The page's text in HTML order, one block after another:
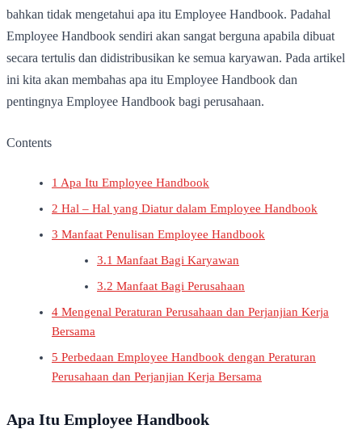
bahkan tidak mengetahui apa itu Employee Handbook. Padahal
Employee Handbook sendiri akan sangat berguna apabila dibuat
secara tertulis dan didistribusikan ke semua karyawan. Pada artikel
ini kita akan membahas apa itu Employee Handbook dan
pentingnya Employee Handbook bagi perusahaan.
Contents
1 Apa Itu Employee Handbook
2 Hal – Hal yang Diatur dalam Employee Handbook
3 Manfaat Penulisan Employee Handbook
3.1 Manfaat Bagi Karyawan
3.2 Manfaat Bagi Perusahaan
4 Mengenal Peraturan Perusahaan dan Perjanjian Kerja
Bersama
5 Perbedaan Employee Handbook dengan Peraturan
Perusahaan dan Perjanjian Kerja Bersama
Apa Itu Employee Handbook